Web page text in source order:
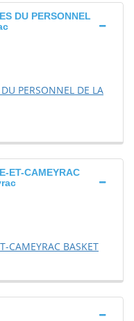
DU PERSONNEL
PERSONNEL DE LA
ET-CAMEYRAC
CAMEYRAC BASKET